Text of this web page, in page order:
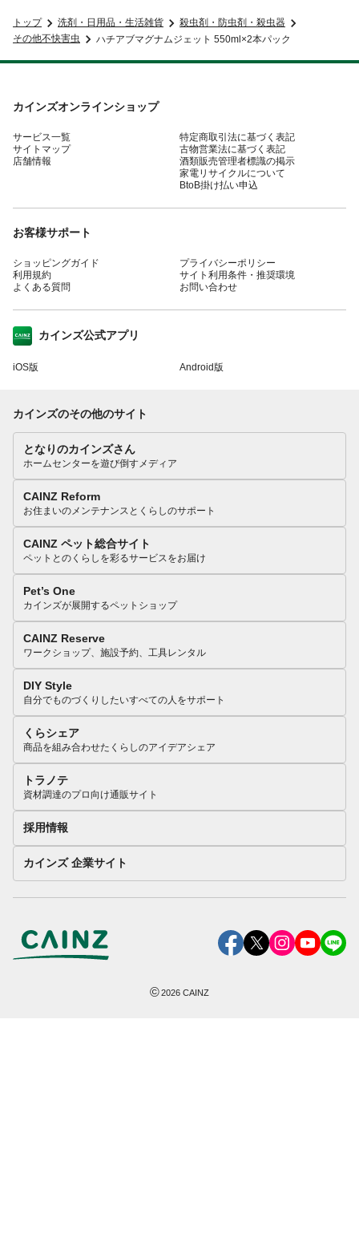
トップ 洗剤・日用品・生活雑貨
殺虫剤・防虫剤・殺虫器
その他不快害虫
ハチアブマグナムジェット 550ml×2本パック
カインズオンラインショップ
サービス一覧
サイトマップ
店舗情報
特定商取引法に基づく表記
古物営業法に基づく表記
酒類販売管理者標識の掲示
家電リサイクルについて
BtoB掛け払い申込
お客様サポート
ショッピングガイド
利用規約
よくある質問
プライバシーポリシー
サイト利用条件・推奨環境
お問い合わせ
カインズ公式アプリ
iOS版 Android版
カインズのその他のサイト
となりのカインズさん
ホームセンターを遊び倒すメディア
CAINZ Reform
お住まいのメンテナンスとくらしのサポート
CAINZ ペット総合サイト
ペットとのくらしを彩るサービスをお届け
Pet’s One
カインズが展開するペットショップ
CAINZ Reserve
ワークショップ、施設予約、工具レンタル
DIY Style
自分でものづくりしたいすべての人をサポート
くらシェア
商品を組み合わせたくらしのアイデアシェア
トラノテ
資材調達のプロ向け通販サイト
採用情報
カインズ 企業サイト
©2026 CAINZ